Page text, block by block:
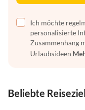
Ich möchte
personalisierte
Zusammenhang
Urlaubsideen
Beliebte